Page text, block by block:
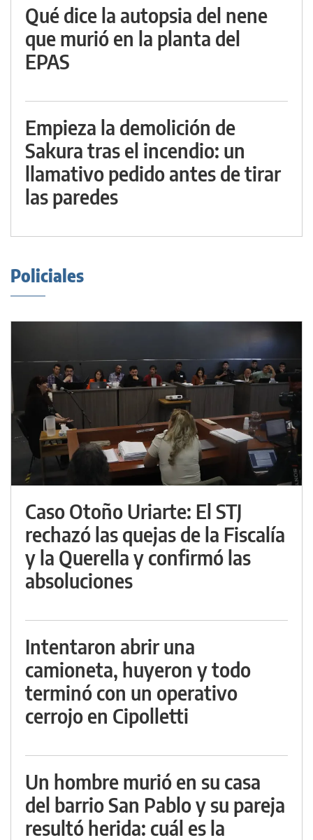
Qué dice la autopsia del nene
que murió en la planta del
EPAS
Empieza la demolición de
Sakura tras el incendio: un
llamativo pedido antes de tirar
las paredes
Policiales
Caso Otoño Uriarte: El STJ
rechazó las quejas de la Fiscalía
y la Querella y confirmó las
absoluciones
Intentaron abrir una
camioneta, huyeron y todo
terminó con un operativo
cerrojo en Cipolletti
Un hombre murió en su casa
del barrio San Pablo y su pareja
resultó herida: cuál es la